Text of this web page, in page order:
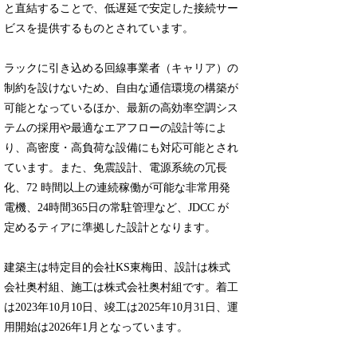
と直結することで、低遅延で安定した接続サー
ビスを提供するものとされています。
ラックに引き込める回線事業者（キャリア）の
制約を設けないため、自由な通信環境の構築が
可能となっているほか、最新の高効率空調シス
テムの採用や最適なエアフローの設計等によ
り、高密度・高負荷な設備にも対応可能とされ
ています。また、免震設計、電源系統の冗長
化、72 時間以上の連続稼働が可能な非常用発
電機、24時間365日の常駐管理など、JDCC が
定めるティアに準拠した設計となります。
建築主は特定目的会社KS東梅田、設計は株式
会社奥村組、施工は株式会社奥村組です。着工
は2023年10月10日、竣工は2025年10月31日、運
用開始は2026年1月となっています。